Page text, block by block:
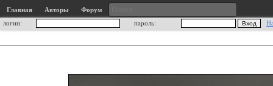
Главная Авторы
Форум
логин:
пароль: